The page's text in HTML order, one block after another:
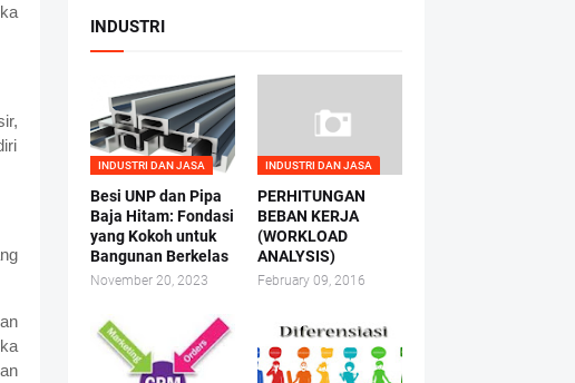
INDUSTRI
INDUSTRI DAN JASA
Besi UNP dan Pipa
Baja Hitam: Fondasi
yang Kokoh untuk
Bangunan Berkelas
November 20, 2023
INDUSTRI DAN JASA
PERHITUNGAN
BEBAN KERJA
(WORKLOAD
ANALYSIS)
February 09, 2016